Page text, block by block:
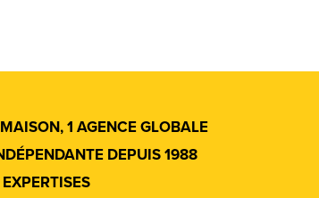
1 AGENCE GLOBALE
DEPUIS 1988